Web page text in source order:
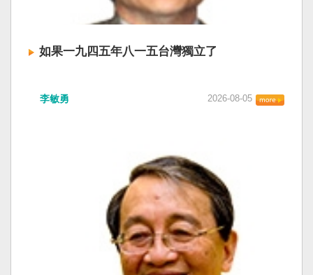
如果一九四五年八一五台灣獨立了
李敏勇 2026-08-05